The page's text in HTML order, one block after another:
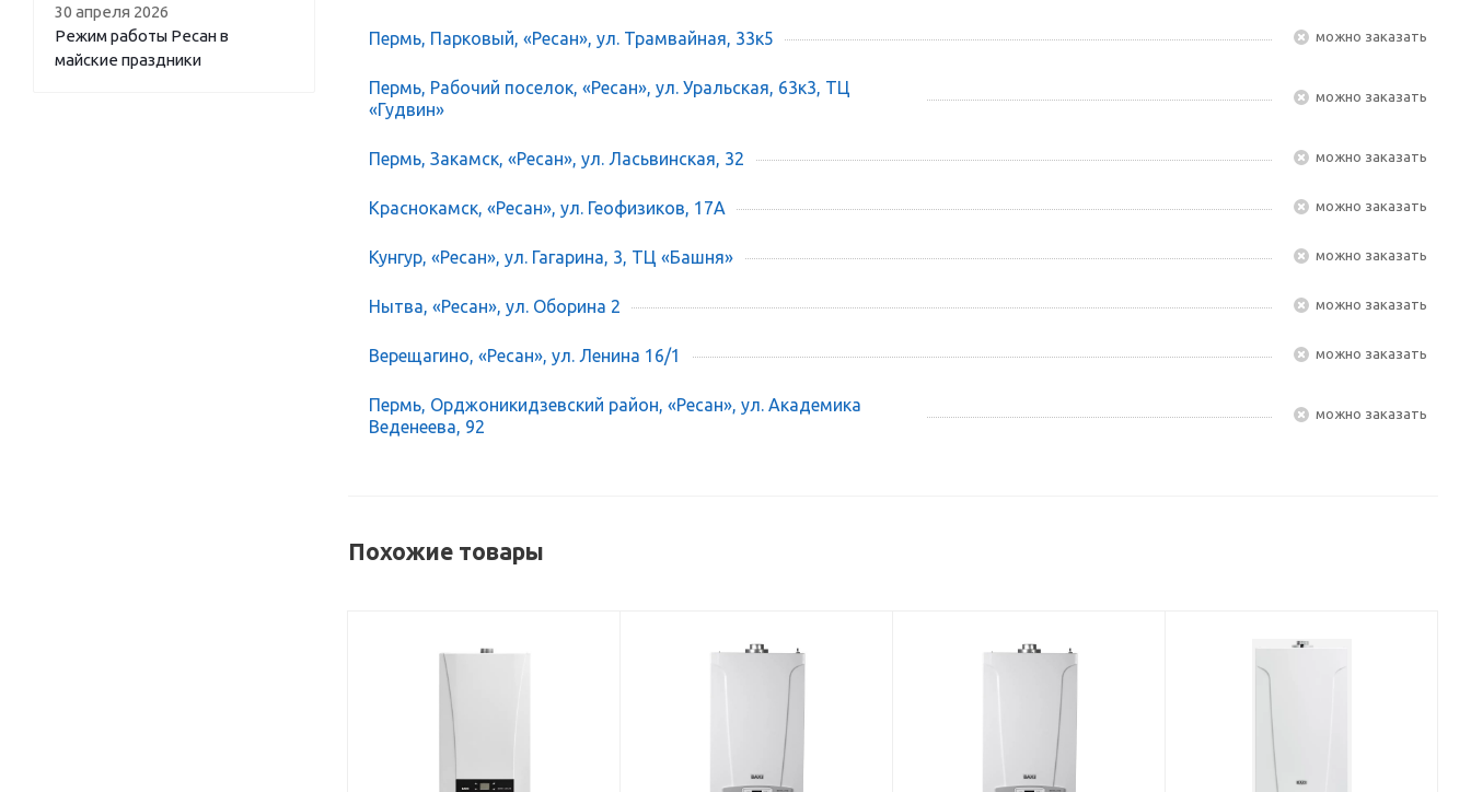
Пермь, Парковый, «Ресан», ул. Трамвайная, 33к5 Можно заказать
Пермь, Рабочий поселок, «Ресан», ул. Уральская, 63к3, ТЦ
«Гудвин»
Можно заказать
Пермь, Закамск, «Ресан», ул. Ласьвинская, 32 Можно заказать
Краснокамск, «Ресан», ул. Геофизиков, 17А Можно заказать
Кунгур, «Ресан», ул. Гагарина, 3, ТЦ «Башня» Можно заказать
Нытва, «Ресан», ул. Оборина 2 Можно заказать
Верещагино, «Ресан», ул. Ленина 16/1 Можно заказать
Пермь, Орджоникидзевский район, «Ресан», ул. Академика
Веденеева, 92
Можно заказать
Похожие товары
30 апреля 2026
Режим работы Ресан в
майские праздники